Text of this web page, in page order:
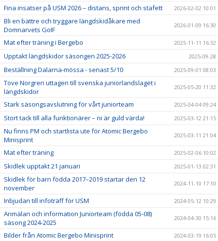
Fina insatser på USM 2026 – distans, sprint och stafett 2026-02-02 10:01
Bli en bättre och tryggare längdskidåkare med
Domnarvets GoIF
2026-01-09 16:30
Mat efter träning i Bergebo 2025-11-11 16:32
Upptakt längdskidor säsongen 2025-2026 2025-09-28
Beställning Dalarna-mössa - senast 5/10 2025-09-01 08:03
Tove Norgren uttagen till svenska juniorlandslaget i
längdskidor
2025-05-20 11:32
Stark säsongsavslutning för vårt juniorteam 2025-04-04 09:24
Stort tack till alla funktionärer – ni är guld värda! 2025-03-12 21:15
Nu finns PM och startlista ute för Atomic Bergebo
Minisprint
2025-03-11 21:04
Mat efter träning 2025-02-06 10:02
Skidlek upptakt 21 januari 2025-01-13 02:31
Skidlek för barn födda 2017–2019 startar den 12
november
2024-11-10 17:10
Inbjudan till infoträff för USM 2024-05-12 10:29
Anmälan och information Juniorteam (födda 05-08)
säsong 2024-2025
2024-04-30 15:16
Bilder från Atomic Bergebo Minisprint 2024-03-19 16:05